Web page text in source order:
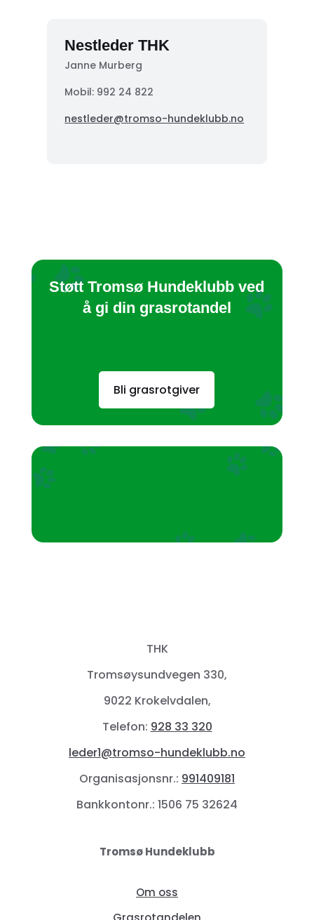
Nestleder THK
Janne Murberg
Mobil: 992 24 822
nestleder@tromso-hundeklubb.no
Støtt Tromsø Hundeklubb ved
å gi din grasrotandel
Bli grasrotgiver
THK
Tromsøysundvegen 330,
9022 Krokelvdalen,
Telefon: 928 33 320
leder1@tromso-hundeklubb.no
Organisasjonsnr.: 991409181
Bankkontonr.: 1506 75 32624
Tromsø Hundeklubb
Om oss